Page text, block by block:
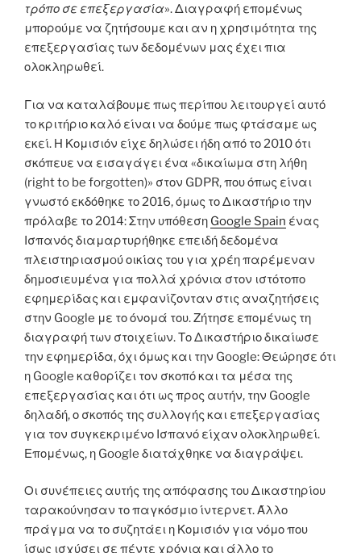
τρόπο σε επεξεργασία». Διαγραφή επομένως
μπορούμε να ζητήσουμε και αν η χρησιμότητα της
επεξεργασίας των δεδομένων μας έχει πια
ολοκληρωθεί.
Για να καταλάβουμε πως περίπου λειτουργεί αυτό
το κριτήριο καλό είναι να δούμε πως φτάσαμε ως
εκεί. Η Κομισιόν είχε δηλώσει ήδη από το 2010 ότι
σκόπευε να εισαγάγει ένα «δικαίωμα στη λήθη
(right to be forgotten)» στον GDPR, που όπως είναι
γνωστό εκδόθηκε το 2016, όμως το Δικαστήριο την
πρόλαβε το 2014: Στην υπόθεση Google Spain ένας
Ισπανός διαμαρτυρήθηκε επειδή δεδομένα
πλειστηριασμoύ οικίας του για χρέη παρέμεναν
δημοσιευμένα για πολλά χρόνια στον ιστότοπο
εφημερίδας και εμφανίζονταν στις αναζητήσεις
στην Google με το όνομά του. Ζήτησε επομένως τη
διαγραφή των στοιχείων. Το Δικαστήριο δικαίωσε
την εφημερίδα, όχι όμως και την Google: Θεώρησε ότι
η Google καθορίζει τον σκοπό και τα μέσα της
επεξεργασίας και ότι ως προς αυτήν, την Google
δηλαδή, ο σκοπός της συλλογής και επεξεργασίας
για τον συγκεκριμένο Ισπανό είχαν ολοκληρωθεί.
Επομένως, η Google διατάχθηκε να διαγράψει.
Οι συνέπειες αυτής της απόφασης του Δικαστηρίου
ταρακούνησαν το παγκόσμιο ίντερνετ. Άλλο
πράγμα να το συζητάει η Κομισιόν για νόμο που
ίσως ισχύσει σε πέντε χρόνια και άλλο το